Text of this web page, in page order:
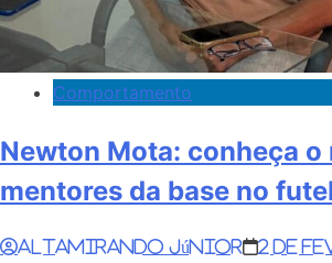
Comportamento
Newton Mota: conheça
mentores da base no
Altamirando Júnior
2 de